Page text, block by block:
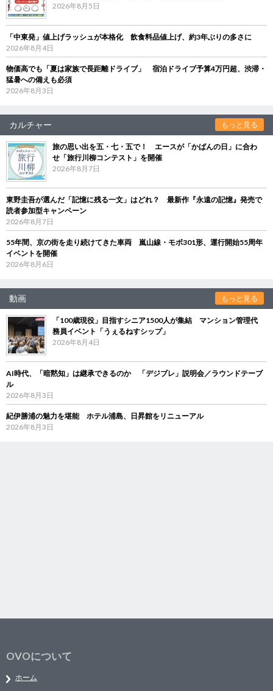
2026年8月5日
「中東発」値上げラッシュが本格化 飲食料品値上げ、約3年ぶりの多さに
2026年8月4日
物価高でも「夏は家族で長距離ドライブ」 宿泊ドライブ予算4万円超、渋滞・
猛暑への備えも必須
2026年8月3日
カルチャー もっと見る
旅の思い出を五・七・五で！ エースが「かばんの日」に合わ
せ「旅行川柳コンテスト」を開催
2026年8月7日
東野圭吾が選んだ「記憶に残る一文」はどれ？ 最新作『永遠の記憶』発売で
読者参加型キャンペーン
2026年8月7日
55年間、京の街を走り続けてきた車両 嵐山線・モボ301形、運行開始55周年
イベントを開催
2026年8月6日
動画 もっと見る
「100歳現役」目指すシニア1500人が集結 マンション管理代
務員イベント「うぇるねすシップ」
2026年8月4日
AI時代、「暗黙知」は継承できるのか 「デジブレ」説明会／ラウンドテーブ
ル
2026年8月3日
紀伊勝浦の魅力を堪能 ホテル浦島、日昇館をリニューアル
2026年8月3日
OVOについて
ホーム